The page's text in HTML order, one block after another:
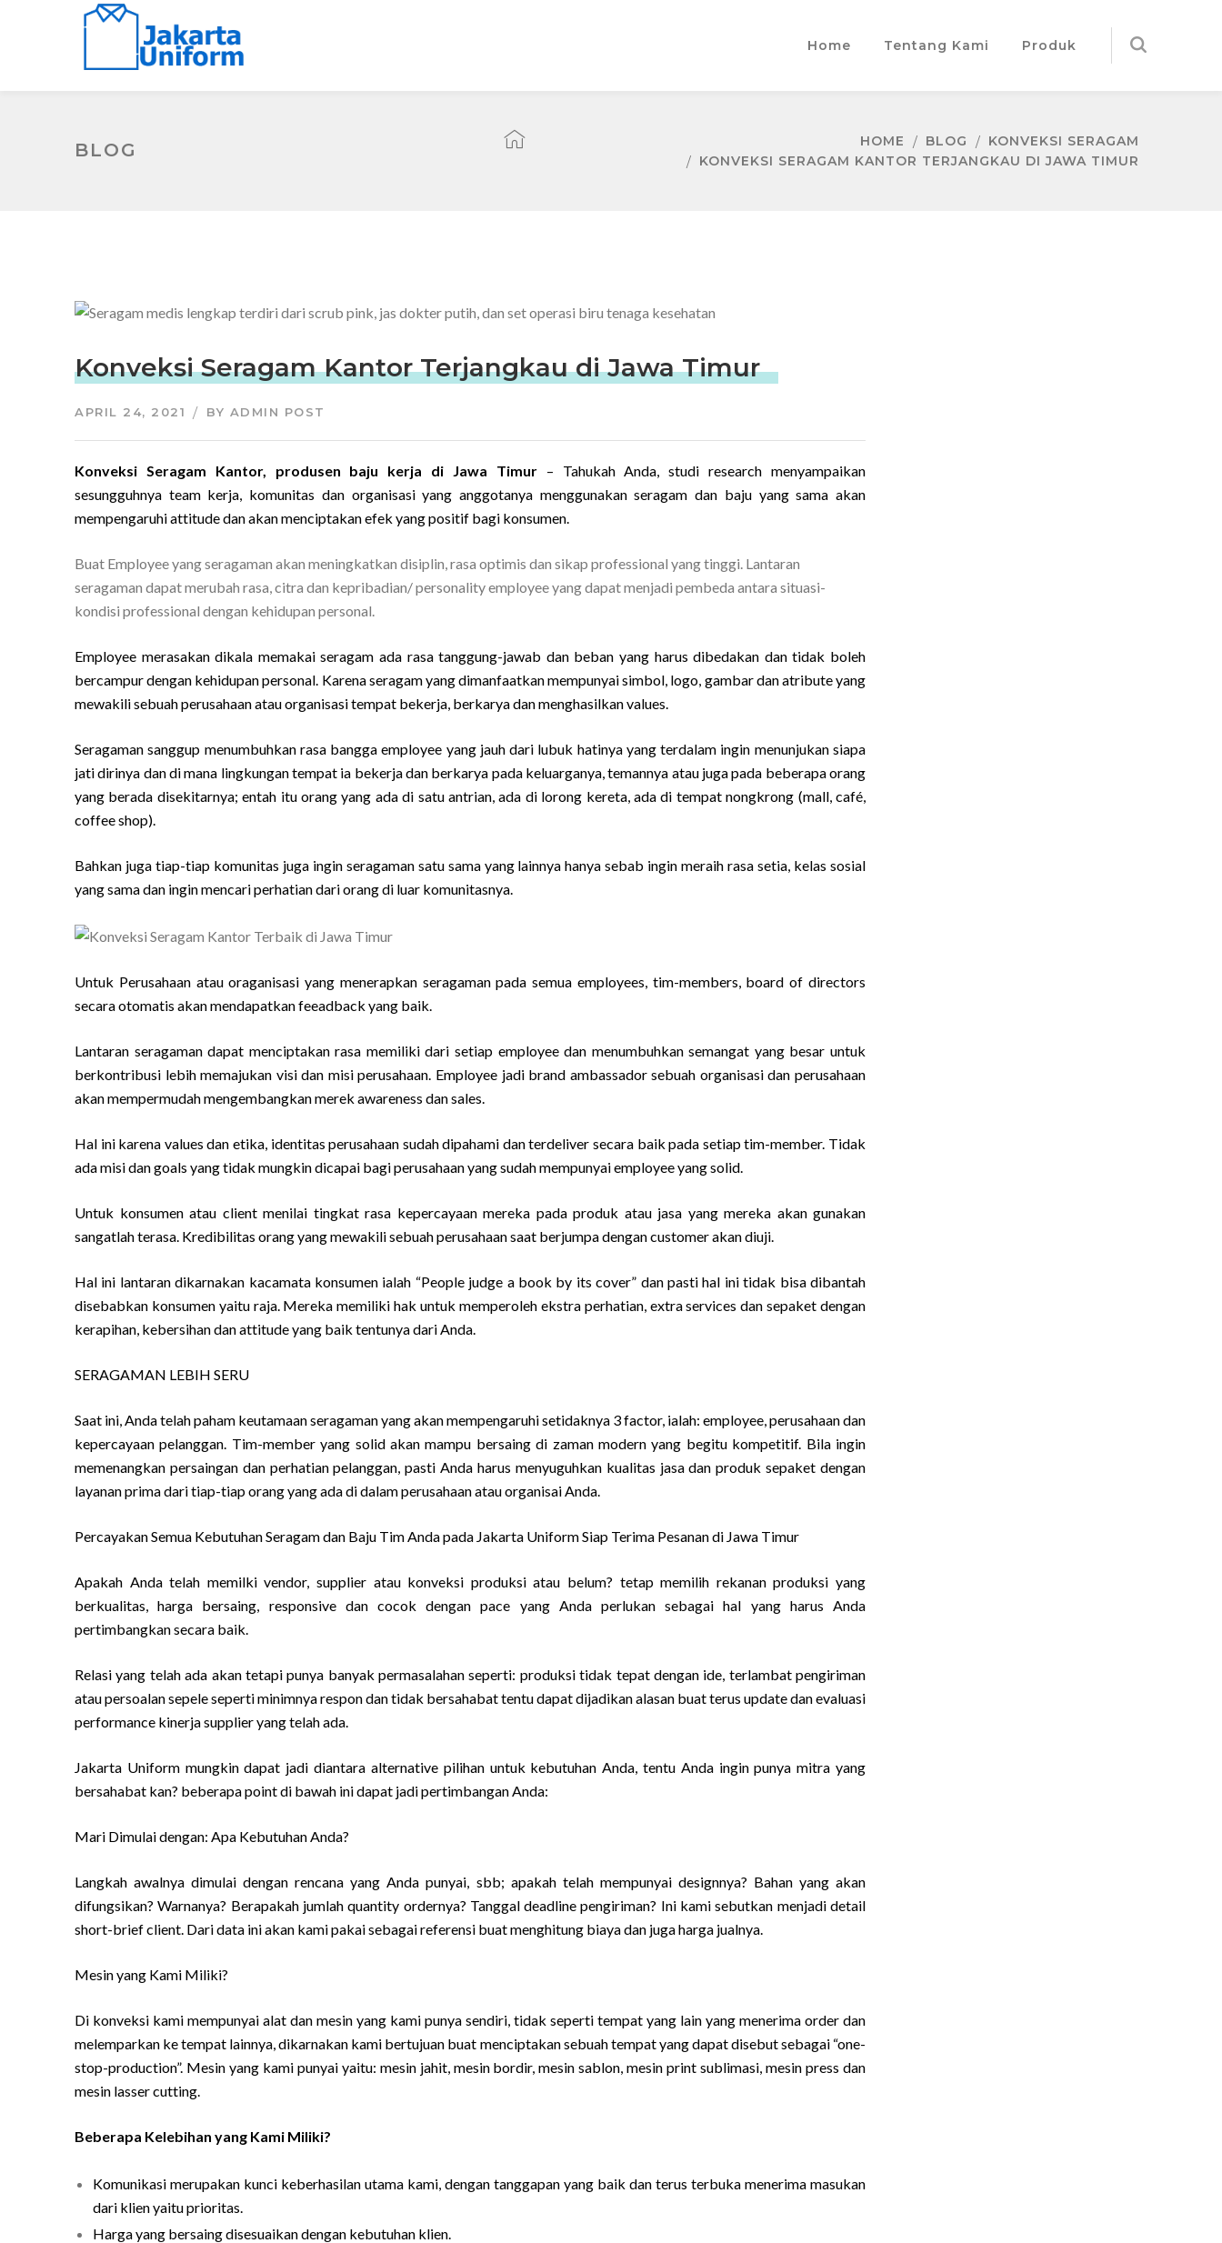
Home Tentang Kami Produk
BLOG HOME BLOG
KONVEKSI SERAGAM
KONVEKSI SERAGAM KANTOR TERJANGKAU DI JAWA TIMUR
Konveksi Seragam Kantor Terjangkau di Jawa Timur
APRIL 24, 2021 BY ADMIN POST
Konveksi Seragam Kantor, produsen baju kerja di Jawa Timur – Tahukah Anda, studi research menyampaikan
sesungguhnya team kerja, komunitas dan organisasi yang anggotanya menggunakan seragam dan baju yang sama akan
mempengaruhi attitude dan akan menciptakan efek yang positif bagi konsumen.
Buat Employee yang seragaman akan meningkatkan disiplin, rasa optimis dan sikap professional yang tinggi. Lantaran
seragaman dapat merubah rasa, citra dan kepribadian/ personality employee yang dapat menjadi pembeda antara situasi-
kondisi professional dengan kehidupan personal.
Employee merasakan dikala memakai seragam ada rasa tanggung-jawab dan beban yang harus dibedakan dan tidak boleh
bercampur dengan kehidupan personal. Karena seragam yang dimanfaatkan mempunyai simbol, logo, gambar dan atribute yang
mewakili sebuah perusahaan atau organisasi tempat bekerja, berkarya dan menghasilkan values.
Seragaman sanggup menumbuhkan rasa bangga employee yang jauh dari lubuk hatinya yang terdalam ingin menunjukan siapa
jati dirinya dan di mana lingkungan tempat ia bekerja dan berkarya pada keluarganya, temannya atau juga pada beberapa orang
yang berada disekitarnya; entah itu orang yang ada di satu antrian, ada di lorong kereta, ada di tempat nongkrong (mall, café,
coffee shop).
Bahkan juga tiap-tiap komunitas juga ingin seragaman satu sama yang lainnya hanya sebab ingin meraih rasa setia, kelas sosial
yang sama dan ingin mencari perhatian dari orang di luar komunitasnya.
Untuk Perusahaan atau oraganisasi yang menerapkan seragaman pada semua employees, tim-members, board of directors
secara otomatis akan mendapatkan feeadback yang baik.
Lantaran seragaman dapat menciptakan rasa memiliki dari setiap employee dan menumbuhkan semangat yang besar untuk
berkontribusi lebih memajukan visi dan misi perusahaan. Employee jadi brand ambassador sebuah organisasi dan perusahaan
akan mempermudah mengembangkan merek awareness dan sales.
Hal ini karena values dan etika, identitas perusahaan sudah dipahami dan terdeliver secara baik pada setiap tim-member. Tidak
ada misi dan goals yang tidak mungkin dicapai bagi perusahaan yang sudah mempunyai employee yang solid.
Untuk konsumen atau client menilai tingkat rasa kepercayaan mereka pada produk atau jasa yang mereka akan gunakan
sangatlah terasa. Kredibilitas orang yang mewakili sebuah perusahaan saat berjumpa dengan customer akan diuji.
Hal ini lantaran dikarnakan kacamata konsumen ialah “People judge a book by its cover” dan pasti hal ini tidak bisa dibantah
disebabkan konsumen yaitu raja. Mereka memiliki hak untuk memperoleh ekstra perhatian, extra services dan sepaket dengan
kerapihan, kebersihan dan attitude yang baik tentunya dari Anda.
SERAGAMAN LEBIH SERU
Saat ini, Anda telah paham keutamaan seragaman yang akan mempengaruhi setidaknya 3 factor, ialah: employee, perusahaan dan
kepercayaan pelanggan. Tim-member yang solid akan mampu bersaing di zaman modern yang begitu kompetitif. Bila ingin
memenangkan persaingan dan perhatian pelanggan, pasti Anda harus menyuguhkan kualitas jasa dan produk sepaket dengan
layanan prima dari tiap-tiap orang yang ada di dalam perusahaan atau organisai Anda.
Percayakan Semua Kebutuhan Seragam dan Baju Tim Anda pada Jakarta Uniform Siap Terima Pesanan di Jawa Timur
Apakah Anda telah memilki vendor, supplier atau konveksi produksi atau belum? tetap memilih rekanan produksi yang
berkualitas, harga bersaing, responsive dan cocok dengan pace yang Anda perlukan sebagai hal yang harus Anda
pertimbangkan secara baik.
Relasi yang telah ada akan tetapi punya banyak permasalahan seperti: produksi tidak tepat dengan ide, terlambat pengiriman
atau persoalan sepele seperti minimnya respon dan tidak bersahabat tentu dapat dijadikan alasan buat terus update dan evaluasi
performance kinerja supplier yang telah ada.
Jakarta Uniform mungkin dapat jadi diantara alternative pilihan untuk kebutuhan Anda, tentu Anda ingin punya mitra yang
bersahabat kan? beberapa point di bawah ini dapat jadi pertimbangan Anda:
Mari Dimulai dengan: Apa Kebutuhan Anda?
Langkah awalnya dimulai dengan rencana yang Anda punyai, sbb; apakah telah mempunyai designnya? Bahan yang akan
difungsikan? Warnanya? Berapakah jumlah quantity ordernya? Tanggal deadline pengiriman? Ini kami sebutkan menjadi detail
short-brief client. Dari data ini akan kami pakai sebagai referensi buat menghitung biaya dan juga harga jualnya.
Mesin yang Kami Miliki?
Di konveksi kami mempunyai alat dan mesin yang kami punya sendiri, tidak seperti tempat yang lain yang menerima order dan
melemparkan ke tempat lainnya, dikarnakan kami bertujuan buat menciptakan sebuah tempat yang dapat disebut sebagai “one-
stop-production”. Mesin yang kami punyai yaitu: mesin jahit, mesin bordir, mesin sablon, mesin print sublimasi, mesin press dan
mesin lasser cutting.
Beberapa Kelebihan yang Kami Miliki?
Komunikasi merupakan kunci keberhasilan utama kami, dengan tanggapan yang baik dan terus terbuka menerima masukan
dari klien yaitu prioritas.
Harga yang bersaing disesuaikan dengan kebutuhan klien.